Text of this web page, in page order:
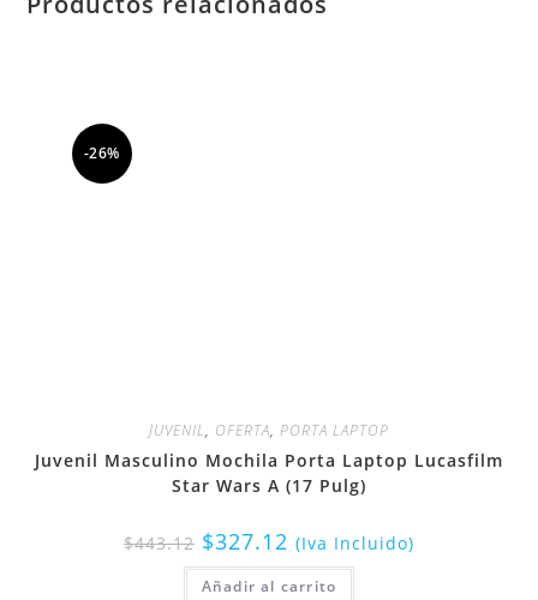
-26%
JUVENIL, OFERTA, PORTA LAPTOP
Juvenil Masculino Mochila Porta Laptop Lucasfilm
Star Wars A (17 Pulg)
$443.12 $327.12 (Iva Incluido)
Añadir al carrito